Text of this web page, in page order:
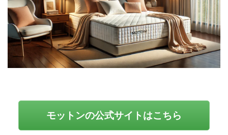
モットンの公式サイトはこちら